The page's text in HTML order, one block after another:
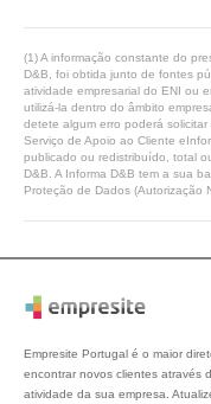
(1) A informação constante do
D&B, foi obtida junto de fontes
atividade empresarial do ENI ou
utilizá-la dentro do âmbito
detete algum erro poderá
Serviço de Apoio ao Cliente
publicado ou redistribuído, total
D&B. A Informa D&B tem a sua
Proteção de Dados (Autorização
Empresite Portugal é o maior
encontrar novos clientes através
atividade da sua empresa.